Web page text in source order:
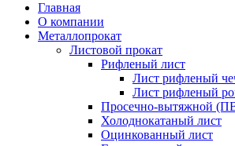
Главная
О компании
Металлопрокат
Листовой прокат
Рифленый лист
Лист рифленый
Лист рифленый
Просечно-вытяжной
Холоднокатаный лист
Оцинкованный лист